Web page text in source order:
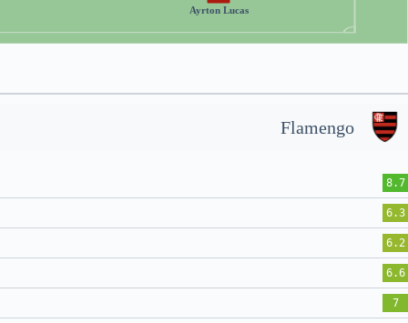
Ayrton Lucas
Flamengo
8.7
6.3
6.2
6.6
7